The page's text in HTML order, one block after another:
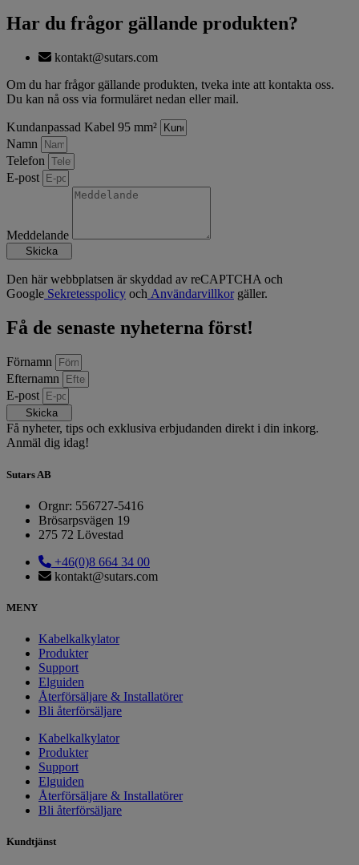
Har du frågor gällande produkten?
kontakt@sutars.com
Om du har frågor gällande produkten, tveka inte att kontakta oss.
Du kan nå oss via formuläret nedan eller mail.
Kundanpassad Kabel 95 mm²
Namn
Telefon
E-post
Meddelande
Skicka
Den här webbplatsen är skyddad av reCAPTCHA och
Google Sekretesspolicy och Användarvillkorgäller.
Få de senaste nyheterna först!
Förnamn
Efternamn
E-post
Skicka
Få nyheter, tips och exklusiva erbjudanden direkt i din inkorg.
Anmäl dig idag!
Sutars AB
Orgnr: 556727-5416
Brösarpsvägen 19
275 72 Lövestad
+46(0)8 664 34 00
kontakt@sutars.com
MENY
Kabelkalkylator
Produkter
Support
Elguiden
Återförsäljare & Installatörer
Bli återförsäljare
Kabelkalkylator
Produkter
Support
Elguiden
Återförsäljare & Installatörer
Bli återförsäljare
Kundtjänst